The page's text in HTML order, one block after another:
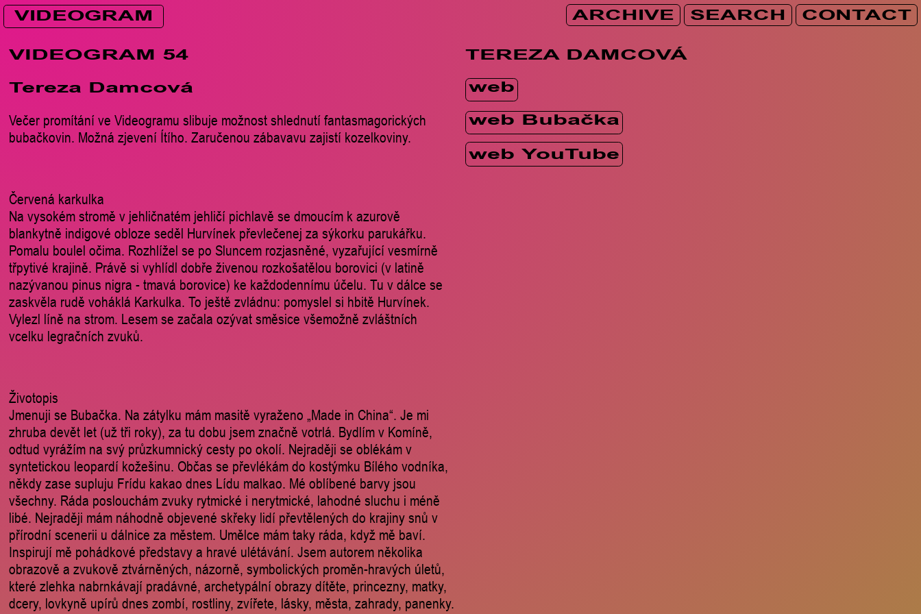
VIDEOGRAM 54
Tereza Damcová
Večer promítání ve Videogramu slibuje možnost shlednutí fantasmagorických
bubačkovin. Možná zjevení Ítího. Zaručenou zábavavu zajistí kozelkoviny.
Červená karkulka
Na vysokém stromě v jehličnatém jehličí pichlavě se dmoucím k azurově
blankytně indigové obloze seděl Hurvínek převlečenej za sýkorku parukářku.
Pomalu boulel očima. Rozhlížel se po Sluncem rozjasněné, vyzařující vesmírně
třpytivé krajině. Právě si vyhlídl dobře živenou rozkošatělou borovici (v latině
nazývanou pinus nigra - tmavá borovice) ke každodennímu účelu. Tu v dálce se
zaskvěla rudě voháklá Karkulka. To ještě zvládnu: pomyslel si hbitě Hurvínek.
Vylezl líně na strom. Lesem se začala ozývat směsice všemožně zvláštních
vcelku legračních zvuků.
Životopis
Jmenuji se Bubačka. Na zátylku mám masitě vyraženo „Made in China“. Je mi
zhruba devět let (už tři roky), za tu dobu jsem značně votrlá. Bydlím v Komíně,
odtud vyrážím na svý průzkumnický cesty po okolí. Nejraději se oblékám v
syntetickou leopardí kožešinu. Občas se převlékám do kostýmku Bílého vodníka,
někdy zase supluju Frídu kakao dnes Lídu malkao. Mé oblíbené barvy jsou
všechny. Ráda poslouchám zvuky rytmické i nerytmické, lahodné sluchu i méně
libé. Nejraději mám náhodně objevené skřeky lidí převtělených do krajiny snů v
přírodní scenerii u dálnice za městem. Umělce mám taky ráda, když mě baví.
Inspirují mě pohádkové představy a hravé ulétávání. Jsem autorem několika
obrazově a zvukově ztvárněných, názorně, symbolických proměn-hravých úletů,
které zlehka nabrnkávají pradávné, archetypální obrazy dítěte, princezny, matky,
dcery, lovkyně upírů dnes zombí, rostliny, zvířete, lásky, města, zahrady, panenky.
TEREZA DAMCOVÁ
web
web Bubačka
web YouTube
VIDEOGRAM ARCHIVE SEARCH CONTACT